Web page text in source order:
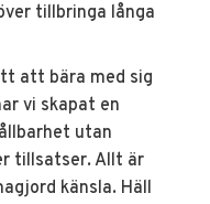
tillbringa långa
att bära med sig
vi skapat en
utan
tillsatser. Allt är
känsla. Häll